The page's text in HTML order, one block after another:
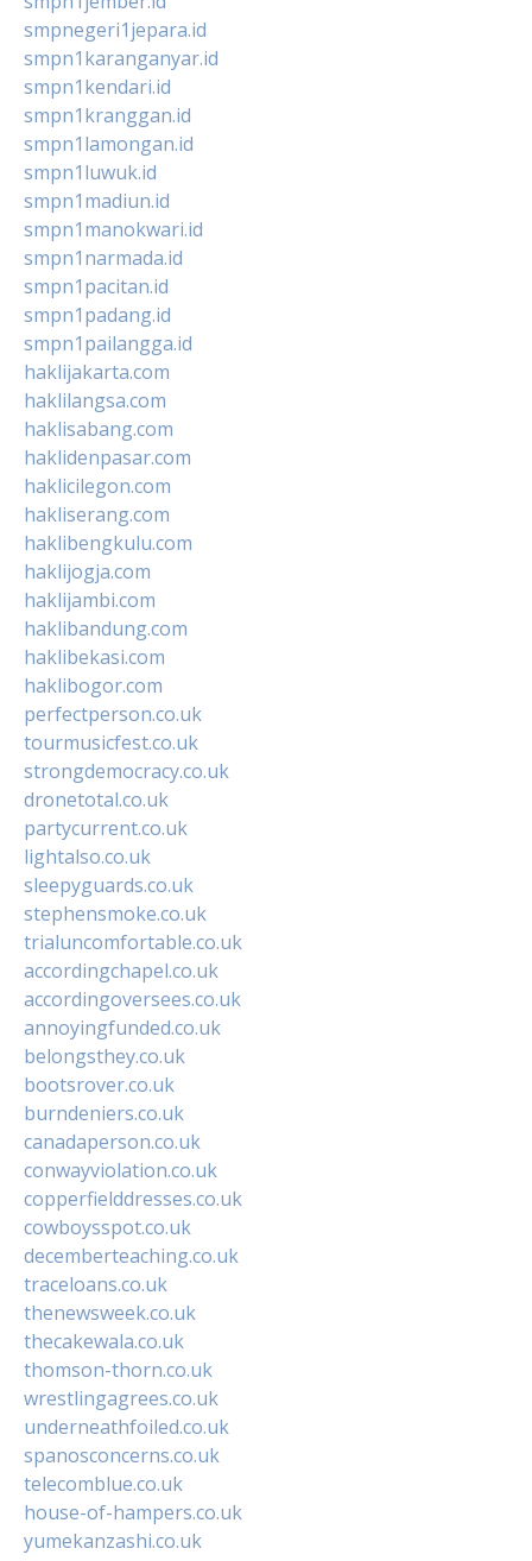
smpnegeri1jepara.id
smpn1karanganyar.id
smpn1kendari.id
smpn1kranggan.id
smpn1lamongan.id
smpn1luwuk.id
smpn1madiun.id
smpn1manokwari.id
smpn1narmada.id
smpn1pacitan.id
smpn1padang.id
smpn1pailangga.id
haklijakarta.com
haklilangsa.com
haklisabang.com
haklidenpasar.com
haklicilegon.com
hakliserang.com
haklibengkulu.com
haklijogja.com
haklijambi.com
haklibandung.com
haklibekasi.com
haklibogor.com
perfectperson.co.uk
tourmusicfest.co.uk
strongdemocracy.co.uk
dronetotal.co.uk
partycurrent.co.uk
lightalso.co.uk
sleepyguards.co.uk
stephensmoke.co.uk
trialuncomfortable.co.uk
accordingchapel.co.uk
accordingoversees.co.uk
annoyingfunded.co.uk
belongsthey.co.uk
bootsrover.co.uk
burndeniers.co.uk
canadaperson.co.uk
conwayviolation.co.uk
copperfielddresses.co.uk
cowboysspot.co.uk
decemberteaching.co.uk
traceloans.co.uk
thenewsweek.co.uk
thecakewala.co.uk
thomson-thorn.co.uk
wrestlingagrees.co.uk
underneathfoiled.co.uk
spanosconcerns.co.uk
telecomblue.co.uk
house-of-hampers.co.uk
yumekanzashi.co.uk